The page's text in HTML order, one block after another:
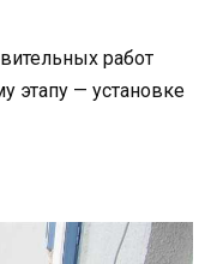
работ
этапу — установке